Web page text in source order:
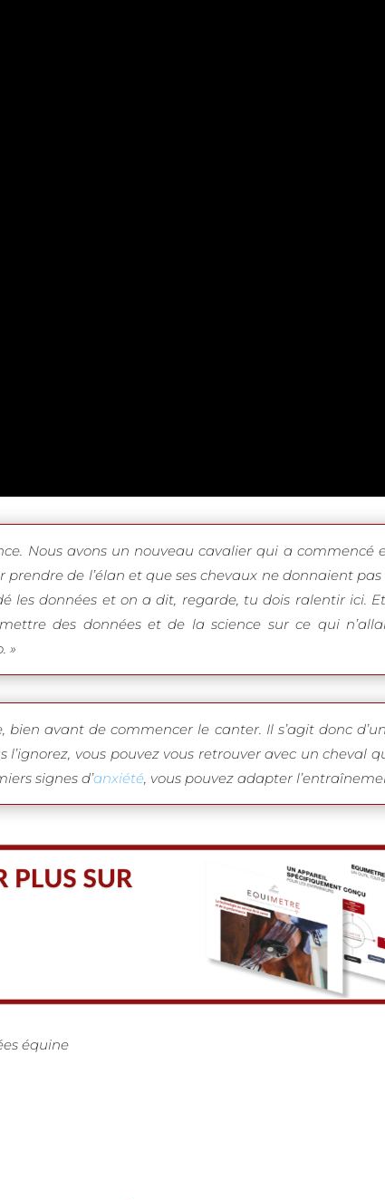
Nous avons un nouveau cavalier qui a commencé
de l’élan et que ses chevaux ne donnaient
les données et on a dit, regarde, tu dois ralentir ici.
des données et de la science sur ce qui
»
bien avant de commencer le canter. Il s’agit donc
l’ignorez, vous pouvez vous retrouver avec un cheval
signes d’anxiété , vous pouvez adapter
équine